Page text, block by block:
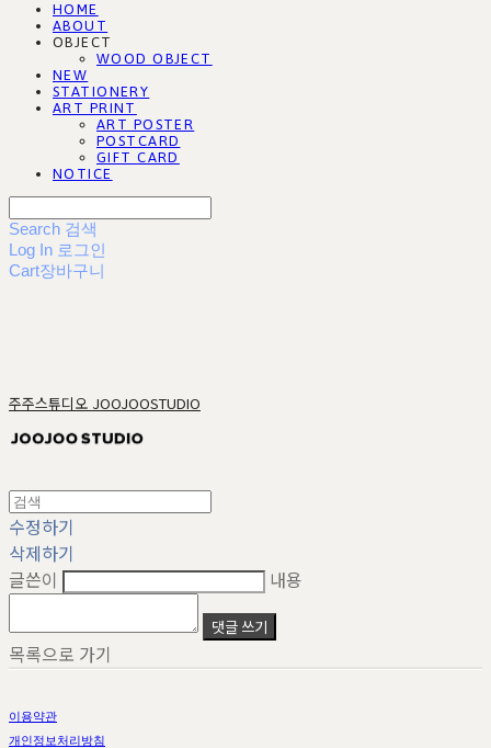
HOME
ABOUT
OBJECT
WOOD OBJECT
NEW
STATIONERY
ART PRINT
ART POSTER
POSTCARD
GIFT CARD
NOTICE
Search 검색
Log In 로그인
Cart장바구니
주주스튜디오 JOOJOOSTUDIO
수정하기
삭제하기
글쓴이
내용
댓글 쓰기
목록으로 가기
이용약관
개인정보처리방침